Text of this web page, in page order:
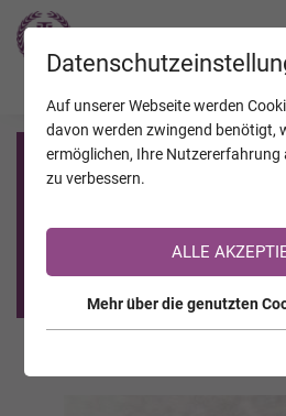
Registrierung auf
Sie sind noch nicht auf
>> zur kostenlosen
Auf unserer Webseite werden
davon werden zwingend benötigt,
ermöglichen, Ihre Nutzererfahrung
zu verbessern.
ALLE
Mehr über die genutzten
JAHRESTAGE KALENDER